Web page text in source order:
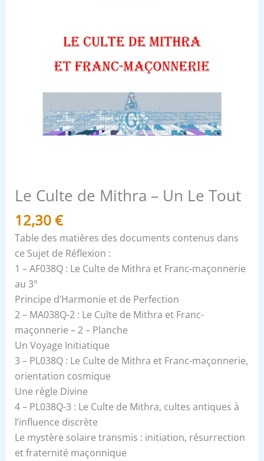
Le Culte de Mithra – Un Le Tout
12,30€
Table des matières des documents contenus dans
ce Sujet de Réflexion :
1 – AF038Q : Le Culte de Mithra et Franc-maçonnerie
au 3°
Principe d’Harmonie et de Perfection
2 – MA038Q-2 : Le Culte de Mithra et Franc-
maçonnerie – 2 – Planche
Un Voyage Initiatique
3 – PL038Q : Le Culte de Mithra et Franc-maçonnerie,
orientation cosmique
Une règle Divine
4 – PL038Q-3 : Le Culte de Mithra, cultes antiques à
l’influence discrète
Le mystère solaire transmis : initiation, résurrection
et fraternité maçonnique